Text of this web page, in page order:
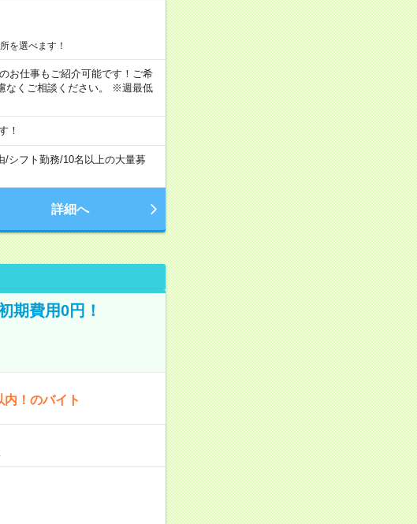
を選べます！
お仕事もご紹介可能です！ご希
なくご相談ください。 ※週最低
！
/シフト勤務/10名以上の大量募
詳細へ
期費用0円！
！のバイト